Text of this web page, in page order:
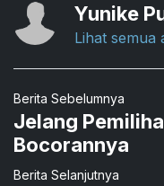
Yunike
Lihat semua
Berita Sebelumnya
Jelang
Bocorannya
Berita Selanjutnya